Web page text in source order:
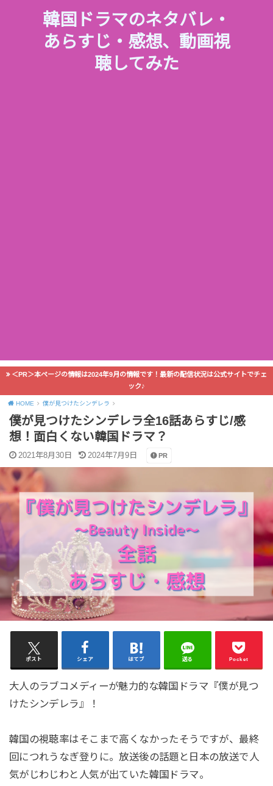
韓国ドラマのネタバレ・
あらすじ・感想、動画視
聴してみた
＜PR＞本ページの情報は2024年9月の情報です！最新の配信状況は公式サイトでチェ
ック♪
HOME 僕が見つけたシンデレラ
僕が見つけたシンデレラ全16話あらすじ/感
想！面白くない韓国ドラマ？
2021年8月30日 2024年7月9日 PR
ポスト シェア はてブ 送る Pocket
大人のラブコメディーが魅力的な韓国ドラマ『僕が見つ
けたシンデレラ』！
韓国の視聴率はそこまで高くなかったそうですが、最終
回につれうなぎ登りに。放送後の話題と日本の放送で人
気がじわじわと人気が出ていた韓国ドラマ。